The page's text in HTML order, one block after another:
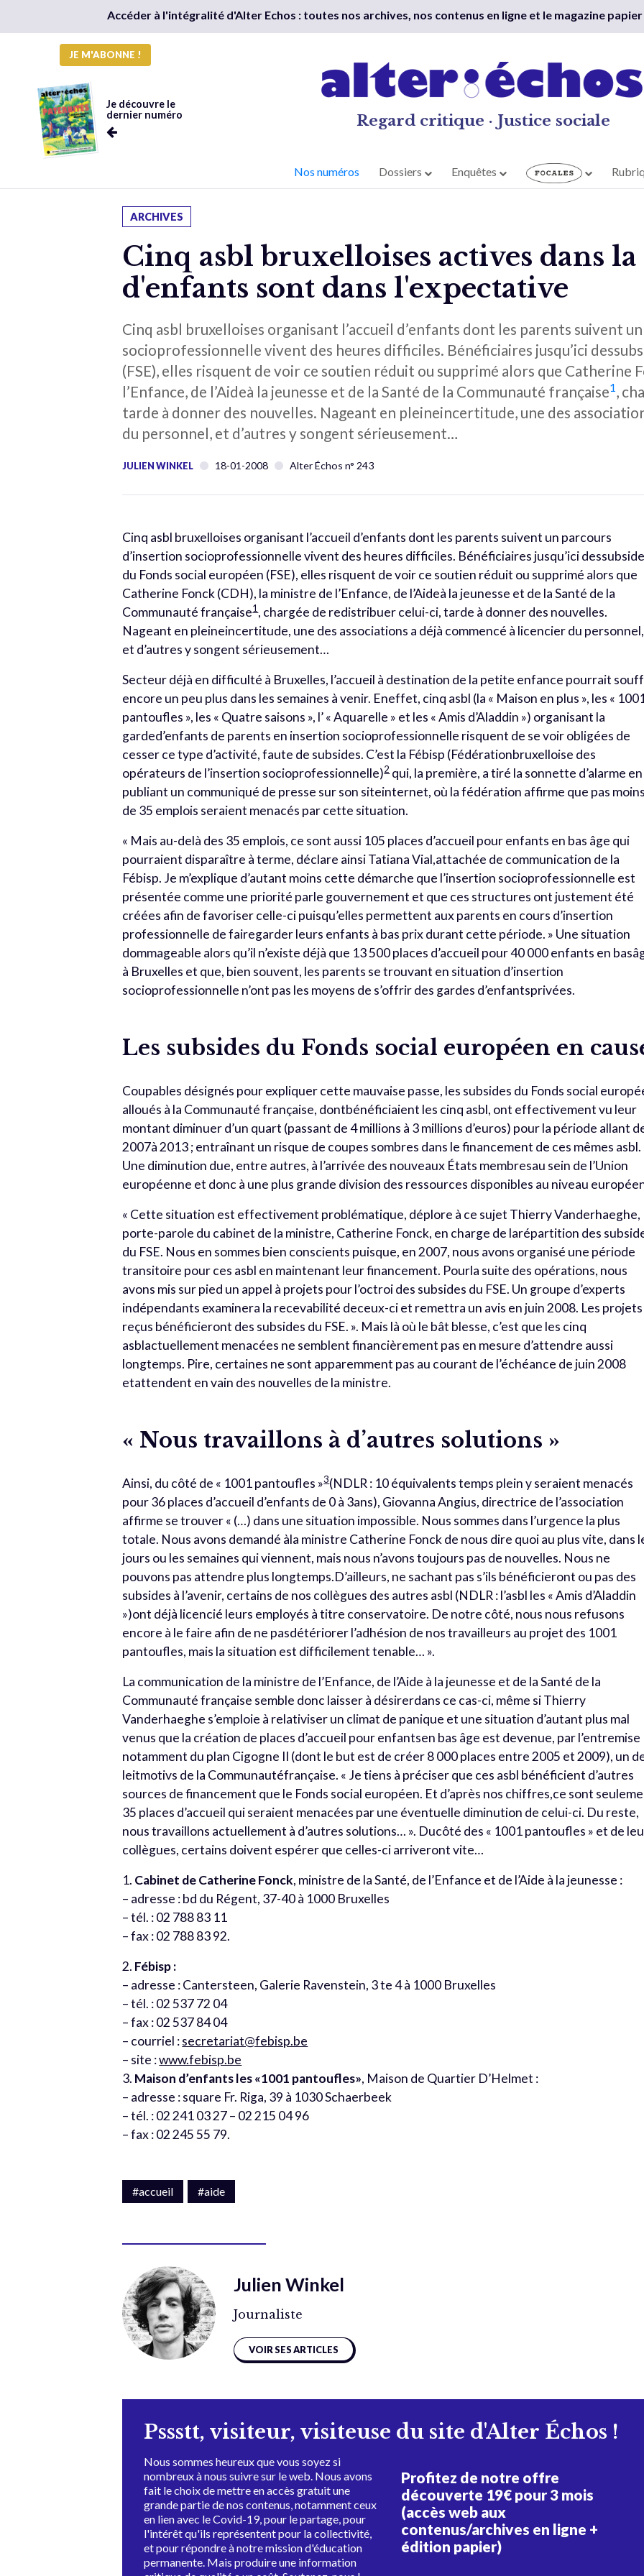
Accéder à l'intégralité d'Alter Echos : toutes nos archives, nos contenus en ligne et le magazine
JE M'ABONNE !
Je découvre le
dernier numéro
Regard critique · Justice sociale
Nos numéros Dossiers Enquêtes
ARCHIVES
Cinq asbl bruxelloises actives dans la
d'enfants sont dans l'expectative
Cinq asbl bruxelloises organisant l’accueil d’enfants dont les parents suivent
socioprofessionnelle vivent des heures difficiles. Bénéficiaires jusqu’ici
(FSE), elles risquent de voir ce soutien réduit ou supprimé alors que Catherine
l’Enfance, de l’Aideà la jeunesse et de la Santé de la Communauté française1,
tarde à donner des nouvelles. Nageant en pleineincertitude, une des
du personnel, et d’autres y songent sérieusement…
JULIEN WINKEL 18-01-2008 Alter Échos n° 243
Cinq asbl bruxelloises organisant l’accueil d’enfants dont les parents suivent un parcours
d’insertion socioprofessionnelle vivent des heures difficiles. Bénéficiaires jusqu’ici
du Fonds social européen (FSE), elles risquent de voir ce soutien réduit ou supprimé alors que
Catherine Fonck (CDH), la ministre de l’Enfance, de l’Aideà la jeunesse et de la Santé de la
Communauté française1, chargée de redistribuer celui-ci, tarde à donner des nouvelles.
Nageant en pleineincertitude, une des associations a déjà commencé à licencier du personnel,
et d’autres y songent sérieusement…
Secteur déjà en difficulté à Bruxelles, l’accueil à destination de la petite enfance pourrait
encore un peu plus dans les semaines à venir. Eneffet, cinq asbl (la « Maison en plus », les «
pantoufles », les « Quatre saisons », l’ « Aquarelle » et les « Amis d’Aladdin ») organisant la
garded’enfants de parents en insertion socioprofessionnelle risquent de se voir obligées de
cesser ce type d’activité, faute de subsides. C’est la Fébisp (Fédérationbruxelloise des
opérateurs de l’insertion socioprofessionnelle)2qui, la première, a tiré la sonnette d’alarme en
publiant un communiqué de presse sur son siteinternet, où la fédération affirme que pas
de 35 emplois seraient menacés par cette situation.
« Mais au-delà des 35 emplois, ce sont aussi 105 places d’accueil pour enfants en bas âge qui
pourraient disparaître à terme, déclare ainsi Tatiana Vial,attachée de communication de la
Fébisp. Je m’explique d’autant moins cette démarche que l’insertion socioprofessionnelle est
présentée comme une priorité parle gouvernement et que ces structures ont justement été
créées afin de favoriser celle-ci puisqu’elles permettent aux parents en cours d’insertion
professionnelle de fairegarder leurs enfants à bas prix durant cette période. » Une situation
dommageable alors qu’il n’existe déjà que 13 500 places d’accueil pour 40 000 enfants en
à Bruxelles et que, bien souvent, les parents se trouvant en situation d’insertion
socioprofessionnelle n’ont pas les moyens de s’offrir des gardes d’enfantsprivées.
Les subsides du Fonds social européen en
Coupables désignés pour expliquer cette mauvaise passe, les subsides du Fonds social
alloués à la Communauté française, dontbénéficiaient les cinq asbl, ont effectivement vu leur
montant diminuer d’un quart (passant de 4 millions à 3 millions d’euros) pour la période allant
2007à 2013 ; entraînant un risque de coupes sombres dans le financement de ces mêmes asbl.
Une diminution due, entre autres, à l’arrivée des nouveaux États membresau sein de l’Union
européenne et donc à une plus grande division des ressources disponibles au niveau
« Cette situation est effectivement problématique, déplore à ce sujet Thierry Vanderhaeghe,
porte-parole du cabinet de la ministre, Catherine Fonck, en charge de larépartition des
du FSE. Nous en sommes bien conscients puisque, en 2007, nous avons organisé une période
transitoire pour ces asbl en maintenant leur financement. Pourla suite des opérations, nous
avons mis sur pied un appel à projets pour l’octroi des subsides du FSE. Un groupe d’experts
indépendants examinera la recevabilité deceux-ci et remettra un avis en juin 2008. Les projets
reçus bénéficieront des subsides du FSE. ». Mais là où le bât blesse, c’est que les cinq
asblactuellement menacées ne semblent financièrement pas en mesure d’attendre aussi
longtemps. Pire, certaines ne sont apparemment pas au courant de l’échéance de juin 2008
etattendent en vain des nouvelles de la ministre.
« Nous travaillons à d’autres solutions »
Ainsi, du côté de « 1001 pantoufles »3(NDLR : 10 équivalents temps plein y seraient menacés
pour 36 places d’accueil d’enfants de 0 à 3ans), Giovanna Angius, directrice de l’association
affirme se trouver « (…) dans une situation impossible. Nous sommes dans l’urgence la plus
totale. Nous avons demandé àla ministre Catherine Fonck de nous dire quoi au plus vite, dans
jours ou les semaines qui viennent, mais nous n’avons toujours pas de nouvelles. Nous ne
pouvons pas attendre plus longtemps.D’ailleurs, ne sachant pas s’ils bénéficieront ou pas des
subsides à l’avenir, certains de nos collègues des autres asbl (NDLR : l’asbl les « Amis d’Aladdin
»)ont déjà licencié leurs employés à titre conservatoire. De notre côté, nous nous refusons
encore à le faire afin de ne pasdétériorer l’adhésion de nos travailleurs au projet des 1001
pantoufles, mais la situation est difficilement tenable… ».
La communication de la ministre de l’Enfance, de l’Aide à la jeunesse et de la Santé de la
Communauté française semble donc laisser à désirerdans ce cas-ci, même si Thierry
Vanderhaeghe s’emploie à relativiser un climat de panique et une situation d’autant plus mal
venus que la création de places d’accueil pour enfantsen bas âge est devenue, par l’entremise
notamment du plan Cigogne II (dont le but est de créer 8 000 places entre 2005 et 2009), un
leitmotivs de la Communautéfrançaise. « Je tiens à préciser que ces asbl bénéficient d’autres
sources de financement que le Fonds social européen. Et d’après nos chiffres,ce sont
35 places d’accueil qui seraient menacées par une éventuelle diminution de celui-ci. Du reste,
nous travaillons actuellement à d’autres solutions… ». Ducôté des « 1001 pantoufles » et de
collègues, certains doivent espérer que celles-ci arriveront vite…
1. Cabinet de Catherine Fonck, ministre de la Santé, de l’Enfance et de l’Aide à la jeunesse :
– adresse : bd du Régent, 37-40 à 1000 Bruxelles
– tél. : 02 788 83 11
– fax : 02 788 83 92.
2. Fébisp :
– adresse : Cantersteen, Galerie Ravenstein, 3 te 4 à 1000 Bruxelles
– tél. : 02 537 72 04
– fax : 02 537 84 04
– courriel :secretariat@febisp.be
– site :www.febisp.be
3. Maison d’enfants les «1001 pantoufles», Maison de Quartier D’Helmet :
– adresse : square Fr. Riga, 39 à 1030 Schaerbeek
– tél. : 02 241 03 27 – 02 215 04 96
– fax : 02 245 55 79.
#accueil #aide
Julien Winkel
Journaliste
VOIR SES ARTICLES
Pssstt, visiteur, visiteuse du site d'Alter Échos !
Nous sommes heureux que vous soyez si
nombreux à nous suivre sur le web. Nous avons
fait le choix de mettre en accès gratuit une
grande partie de nos contenus, notamment ceux
en lien avec le Covid-19, pour le partage, pour
l'intérêt qu'ils représentent pour la collectivité,
et pour répondre à notre mission d'éducation
permanente. Mais produire une information
Profitez de notre offre
découverte 19€ pour 3 mois
(accès web aux
contenus/archives en ligne +
édition papier)